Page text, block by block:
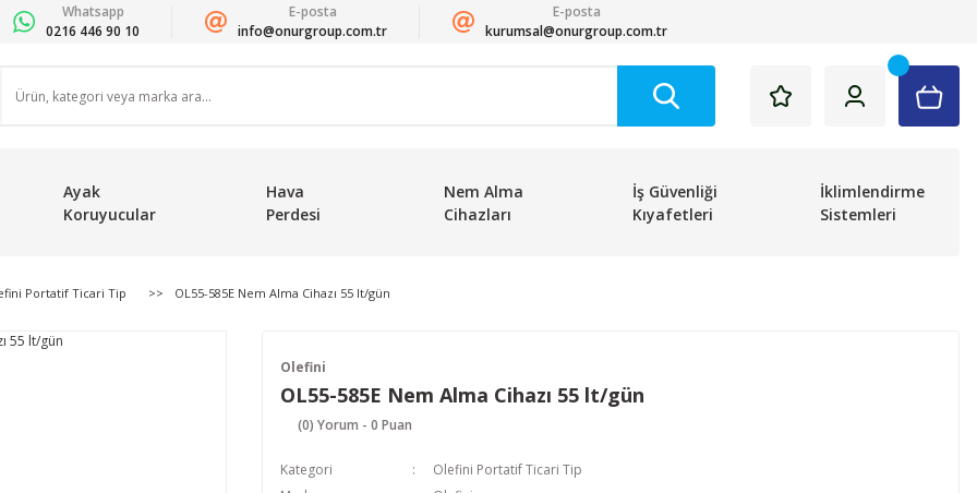
Whatsapp
0216 446 90 10
E-posta
info@onurgroup.com.tr
E-posta
kurumsal@onurgroup.com.tr
Ayak
Koruyucular
Hava
Perdesi
Nem Alma
Cihazları
İş Güvenliği
Kıyafetleri
İklimlendirme
Sistemleri
Portatif Ticari Tip OL55-585E Nem Alma Cihazı 55 lt/gün
Olefini
OL55-585E Nem Alma Cihazı 55 lt/gün
(0) Yorum - 0 Puan
Kategori
Olefini Portatif Ticari Tip